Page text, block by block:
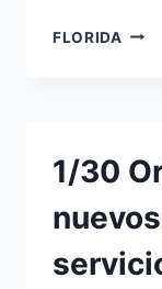
FLORIDA 27/2
VIDA
1/30